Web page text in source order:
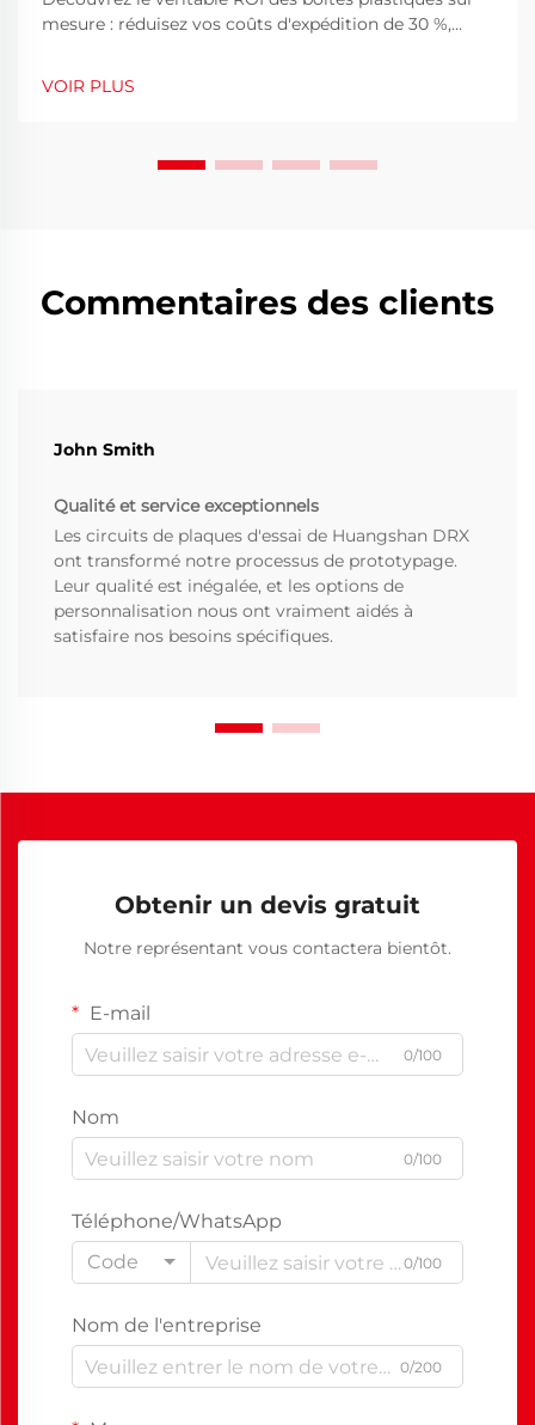
mesure : réduisez vos coûts d'expédition de 30 %,
rentable. Obtenez l'analyse complète.
VOIR PLUS
Commentaires des clients
John Smith
Qualité et service exceptionnels
Les circuits de plaques d'essai de Huangshan DRX
ont transformé notre processus de prototypage.
Leur qualité est inégalée, et les options de
personnalisation nous ont vraiment aidés à
satisfaire nos besoins spécifiques.
Obtenir un devis gratuit
Notre représentant vous contactera bientôt.
E-mail
0/100
Nom
0/100
Téléphone/WhatsApp
Code
0/100
Nom de l'entreprise
0/200